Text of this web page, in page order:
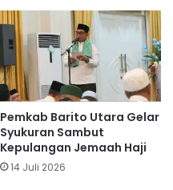
Pemkab Barito Utara Gelar
Syukuran Sambut
Kepulangan Jemaah Haji
14 Juli 2026